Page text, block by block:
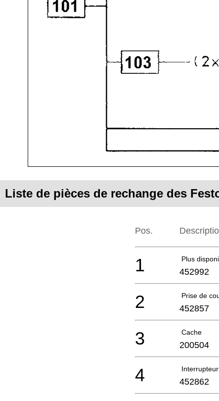
Liste de pièces de rechange des
Pos.
Plus
1 452992
Prise de
2 452857
Cache
3 200504
4 452862